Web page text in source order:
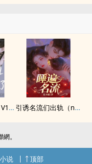
姐姐，久等了（‌‎‍1‍‌V‌1‌‎‎/H） 引诱名流们出轨（nph）
。
说 顶部